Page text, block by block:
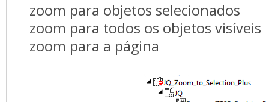
zoom para objetos selecionados
zoom para todos os objetos visíveis
zoom para a página